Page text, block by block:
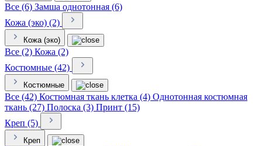
Все (6) Замша однотонная (6)
Кожа (эко) (2)
Кожа (эко)
Все (2) Кожа (2)
Костюмные (42)
Костюмные
Все (42) Костюмная ткань клетка (4) Однотонная костюмная
ткань (27) Полоска (3) Принт (15)
Креп (5)
Креп